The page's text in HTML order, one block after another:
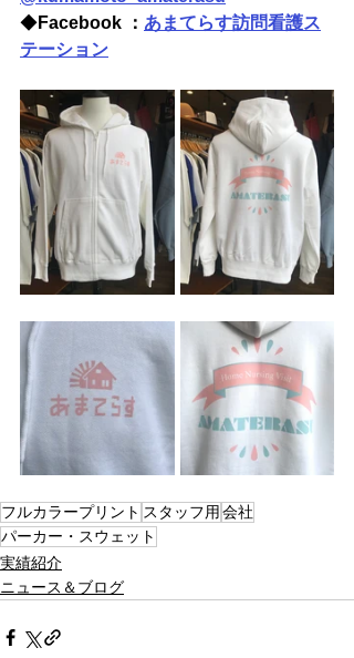
◆Facebook ： あまてらす訪問看護ス
テーション
フルカラープリント スタッフ用 会社
パーカー・スウェット
実績紹介
ニュース＆ブログ